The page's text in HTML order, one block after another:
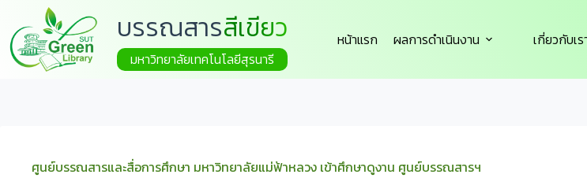
บรรณสารสีเขียว
มหาวิทยาลัยเทคโนโลยีสุรนารี
หน้าแรก ผลการดำเนินงาน เกี่ยวกับเร
ศูนย์บรรณสารและสื่อการศึกษา มหาวิทยาลัยแม่ฟ้าหลวง เข้าศึกษาดูงาน ศูนย์บรรณสารฯ